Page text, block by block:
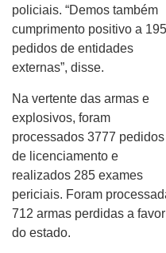
policiais. “Demos também
cumprimento positivo a
pedidos de entidades
externas”, disse.
Na vertente das armas e
explosivos, foram
processados 3777 pedidos
de licenciamento e
realizados 285 exames
periciais. Foram
712 armas perdidas a favor
do estado.